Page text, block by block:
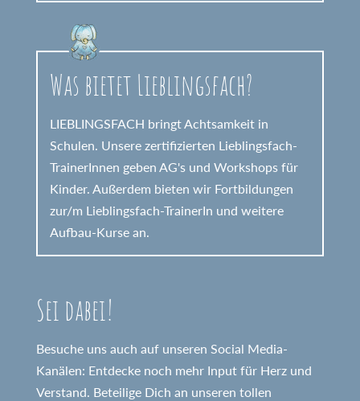
Was bietet Lieblingsfach?
LIEBLINGSFACH bringt Achtsamkeit in
Schulen. Unsere zertifizierten Lieblingsfach-
TrainerInnen geben AG's und Workshops für
Kinder. Außerdem bieten wir Fortbildungen
zur/m Lieblingsfach-TrainerIn und weitere
Aufbau-Kurse an.
Sei dabei!
Besuche uns auch auf unseren Social Media-
Kanälen: Entdecke noch mehr Input für Herz und
Verstand. Beteilige Dich an unseren tollen